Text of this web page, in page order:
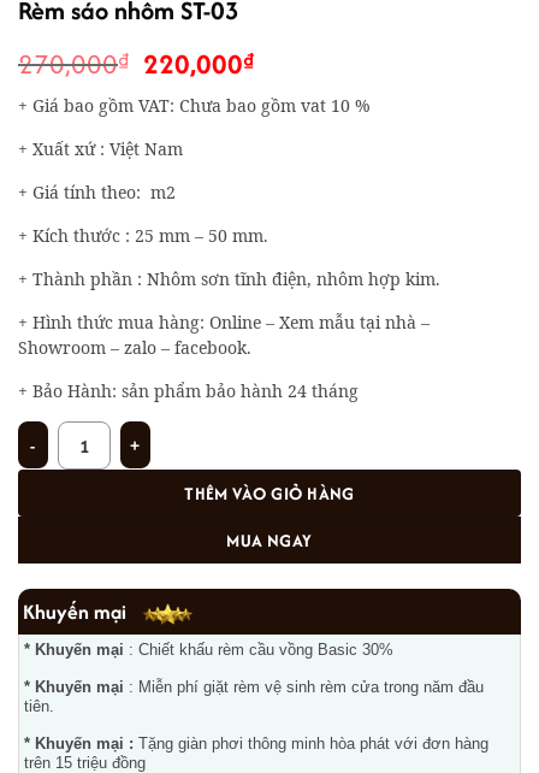
Rèm sáo nhôm ST-03
270,000₫ Giá
gốc
là:
270,000₫.
220,000₫Giá
hiện
tại
+ Giá bao gồm VAT: Chưa bao gồm vat 10 %
+ Xuất xứ : Việt Nam
+ Giá tính theo: m2
+ Kích thước : 25 mm – 50 mm.
+ Thành phần : Nhôm sơn tĩnh điện, nhôm hợp kim.
+ Hình thức mua hàng: Online – Xem mẫu tại nhà –
Showroom – zalo – facebook.
+ Bảo Hành: sản phẩm bảo hành 24 tháng
Rèm sáo nhôm ST-03 số lượng
THÊM VÀO GIỎ HÀNG
MUA NGAY
Khuyến mại
* Khuyến mại : Chiết khấu rèm cầu vồng Basic 30%
* Khuyến mại : Miễn phí giặt rèm vệ sinh rèm cửa trong năm đầu
tiên.
* Khuyến mại : Tặng giàn phơi thông minh hòa phát với đơn hàng
trên 15 triệu đồng